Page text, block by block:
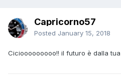
Capricorno57
Posted January 15, 2018
Ciciooooooooo!! il futuro è dalla tua